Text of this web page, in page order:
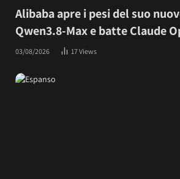
Alibaba apre i pesi del suo
Qwen3.8-Max e batte Claude
03/08/2026 17Views